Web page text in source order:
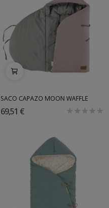
SACO CAPAZO MOON WAFFLE
69,51 €